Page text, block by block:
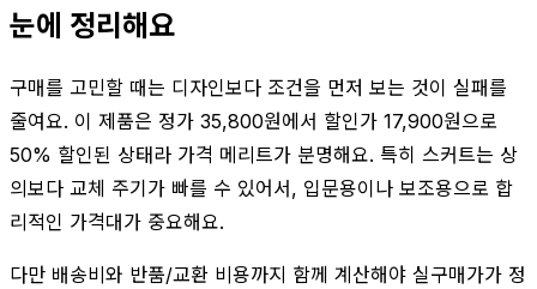
눈에 정리해요
구매를 고민할 때는 디자인보다 조건을 먼저 보는 것이 실패를
줄여요. 이 제품은 정가 35,800원에서 할인가 17,900원으로
50% 할인된 상태라 가격 메리트가 분명해요. 특히 스커트는 상
의보다 교체 주기가 빠를 수 있어서, 입문용이나 보조용으로 합
리적인 가격대가 중요해요.
다만 배송비와 반품/교환 비용까지 함께 계산해야 실구매가가 정